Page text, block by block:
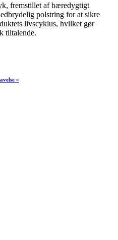
fremstillet af bæredygtigt
polstring for at sikre
livscyklus, hvilket gør
tiltalende.
»